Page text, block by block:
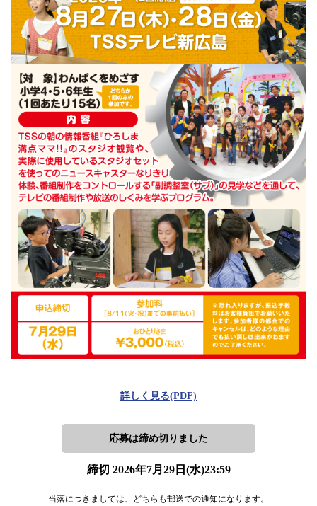
詳しく見る(PDF)
応募は締め切りました
締切 2026年7月29日(水)23:59
当落につきましては、どちらも郵送での通知になります。